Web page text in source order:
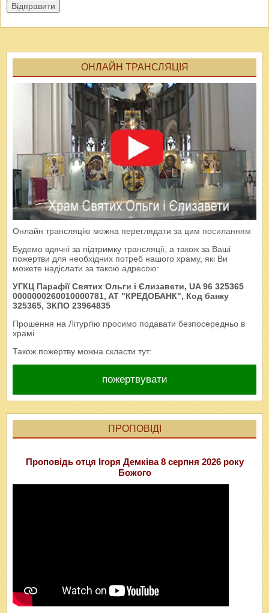
Відправити
ОНЛАЙН ТРАНСЛЯЦІЯ
Онлайн трансляцію можна переглядати за цим посиланням
Будемо вдячні за підтримку трансляції, а також за Ваші
пожертви для необхідних потреб нашого храму, які Ви
можете надіслати за такою адресою:
УГКЦ Парафії Святих Ольги і Єлизавети, UA 96 325365
0000000260010000781, AT "КРЕДОБАНК", Код банку
325365, ЗКПО 23964835
Прошення на Літурґію просимо подавати безпосередньо в
храмі
Також пожертву можна скласти тут:
пожертвувати
ПРОПОВІДІ
Проповідь отця Ігоря Демківа 8 серпня 2026 року
Божого